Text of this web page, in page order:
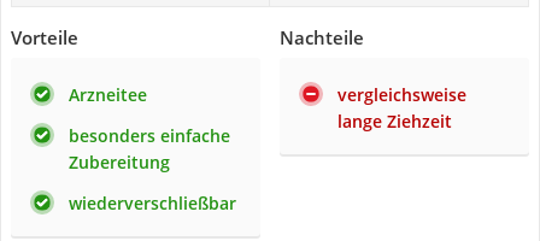
Vorteile
Arzneitee
besonders einfache
Zubereitung
wiederverschließbar
Nachteile
vergleichsweise
lange Ziehzeit